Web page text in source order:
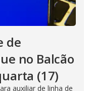
de
no Balcão
(17)
auxiliar de linha de